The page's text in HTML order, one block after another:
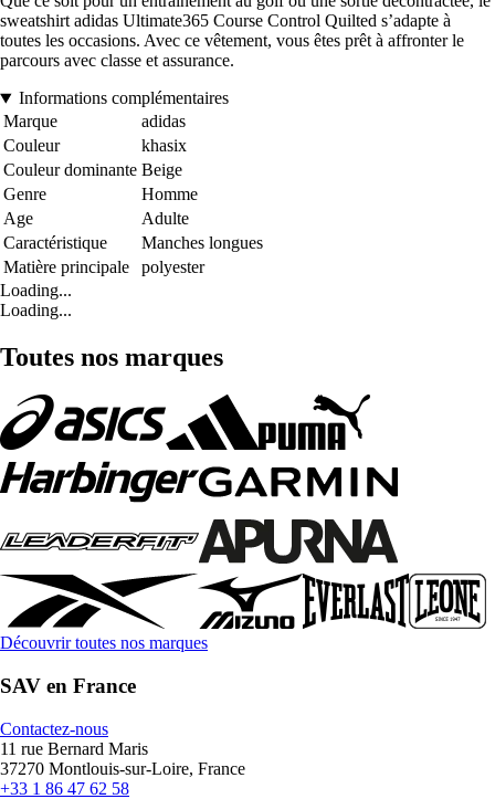
sweatshirt adidas Ultimate365 Course Control Quilted s’adapte à
toutes les occasions. Avec ce vêtement, vous êtes prêt à affronter le
parcours avec classe et assurance.
Informations complémentaires
Marque
adidas
Couleur
khasix
Couleur dominante Beige
Genre
Homme
Age
Adulte
Caractéristique
Manches longues
Matière principale
polyester
Loading...
Loading...
Toutes nos marques
Découvrir toutes nos marques
SAV en France
Contactez-nous
11 rue Bernard Maris
37270 Montlouis-sur-Loire, France
+33 1 86 47 62 58